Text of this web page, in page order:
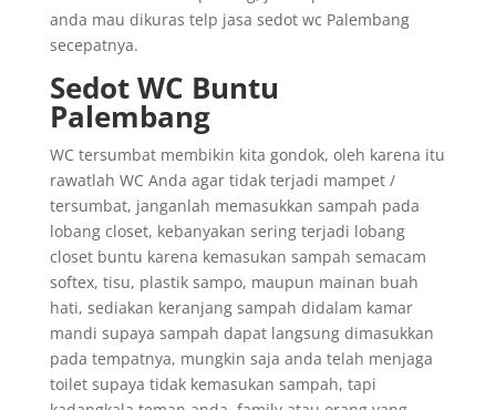
anda mau dikuras telp jasa sedot wc Palembang
secepatnya.
Sedot WC Buntu
Palembang
WC tersumbat membikin kita gondok, oleh karena itu
rawatlah WC Anda agar tidak terjadi mampet /
tersumbat, janganlah memasukkan sampah pada
lobang closet, kebanyakan sering terjadi lobang
closet buntu karena kemasukan sampah semacam
softex, tisu, plastik sampo, maupun mainan buah
hati, sediakan keranjang sampah didalam kamar
mandi supaya sampah dapat langsung dimasukkan
pada tempatnya, mungkin saja anda telah menjaga
toilet supaya tidak kemasukan sampah, tapi